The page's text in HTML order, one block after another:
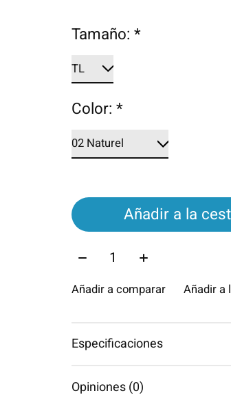
Tamaño:*
Color:*
Añadir a la
Cantidad:
Añadir a comparar Añadir a
Especificaciones
Opiniones (0)